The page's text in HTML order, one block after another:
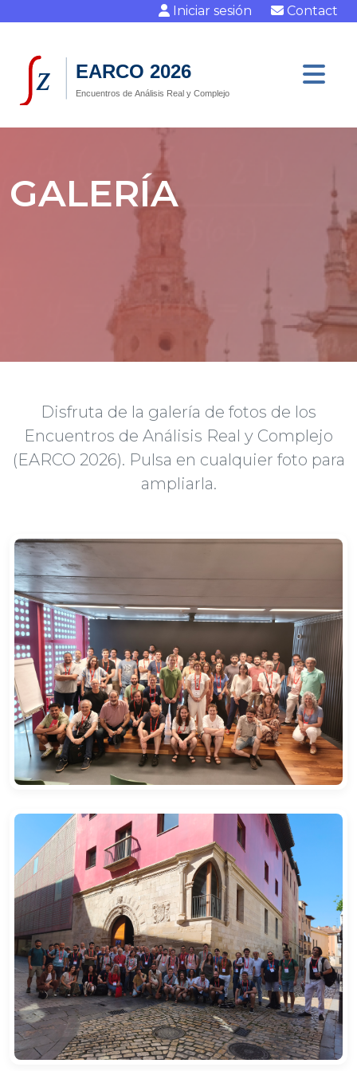
Iniciar sesión Contact
GALERÍA
Disfruta de la galería de fotos de los
Encuentros de Análisis Real y Complejo
(EARCO 2026). Pulsa en cualquier foto para
ampliarla.